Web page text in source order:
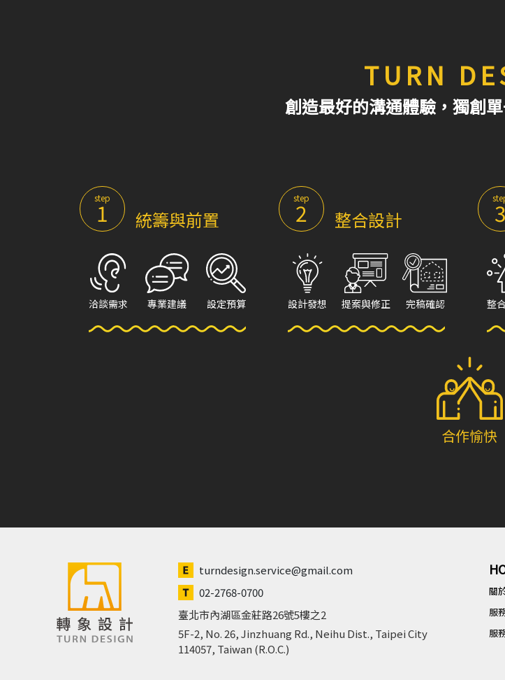
TURN
創造最好的溝通體驗，獨創
step
1 統籌與前置
洽談需求 專業建議 設定預算
step
2 整合設計
設計發想 提案與修正 完稿確認
3
整
合作愉快
turndesign.service@gmail.com
02-2768-0700
臺北市內湖區金莊路26號5樓之2
5F-2, No. 26, Jinzhuang Rd., Neihu Dist., Taipei City
114057, Taiwan (R.O.C.)
關
服
服